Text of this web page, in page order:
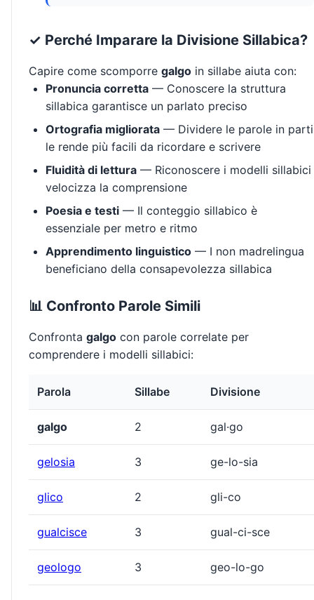
✓ Perché Imparare la Divisione Sillabica?
Capire come scomporre galgo in sillabe aiuta con:
Pronuncia corretta — Conoscere la struttura
sillabica garantisce un parlato preciso
Ortografia migliorata — Dividere le parole in parti
le rende più facili da ricordare e scrivere
Fluidità di lettura — Riconoscere i modelli sillabici
velocizza la comprensione
Poesia e testi — Il conteggio sillabico è
essenziale per metro e ritmo
Apprendimento linguistico — I non madrelingua
beneficiano della consapevolezza sillabica
📊 Confronto Parole Simili
Confronta galgo con parole correlate per
comprendere i modelli sillabici:
Parola Sillabe Divisione
galgo 2 gal·go
gelosia 3 ge-lo-sia
glico 2 gli-co
gualcisce 3 gual-ci-sce
geologo 3 geo-lo-go